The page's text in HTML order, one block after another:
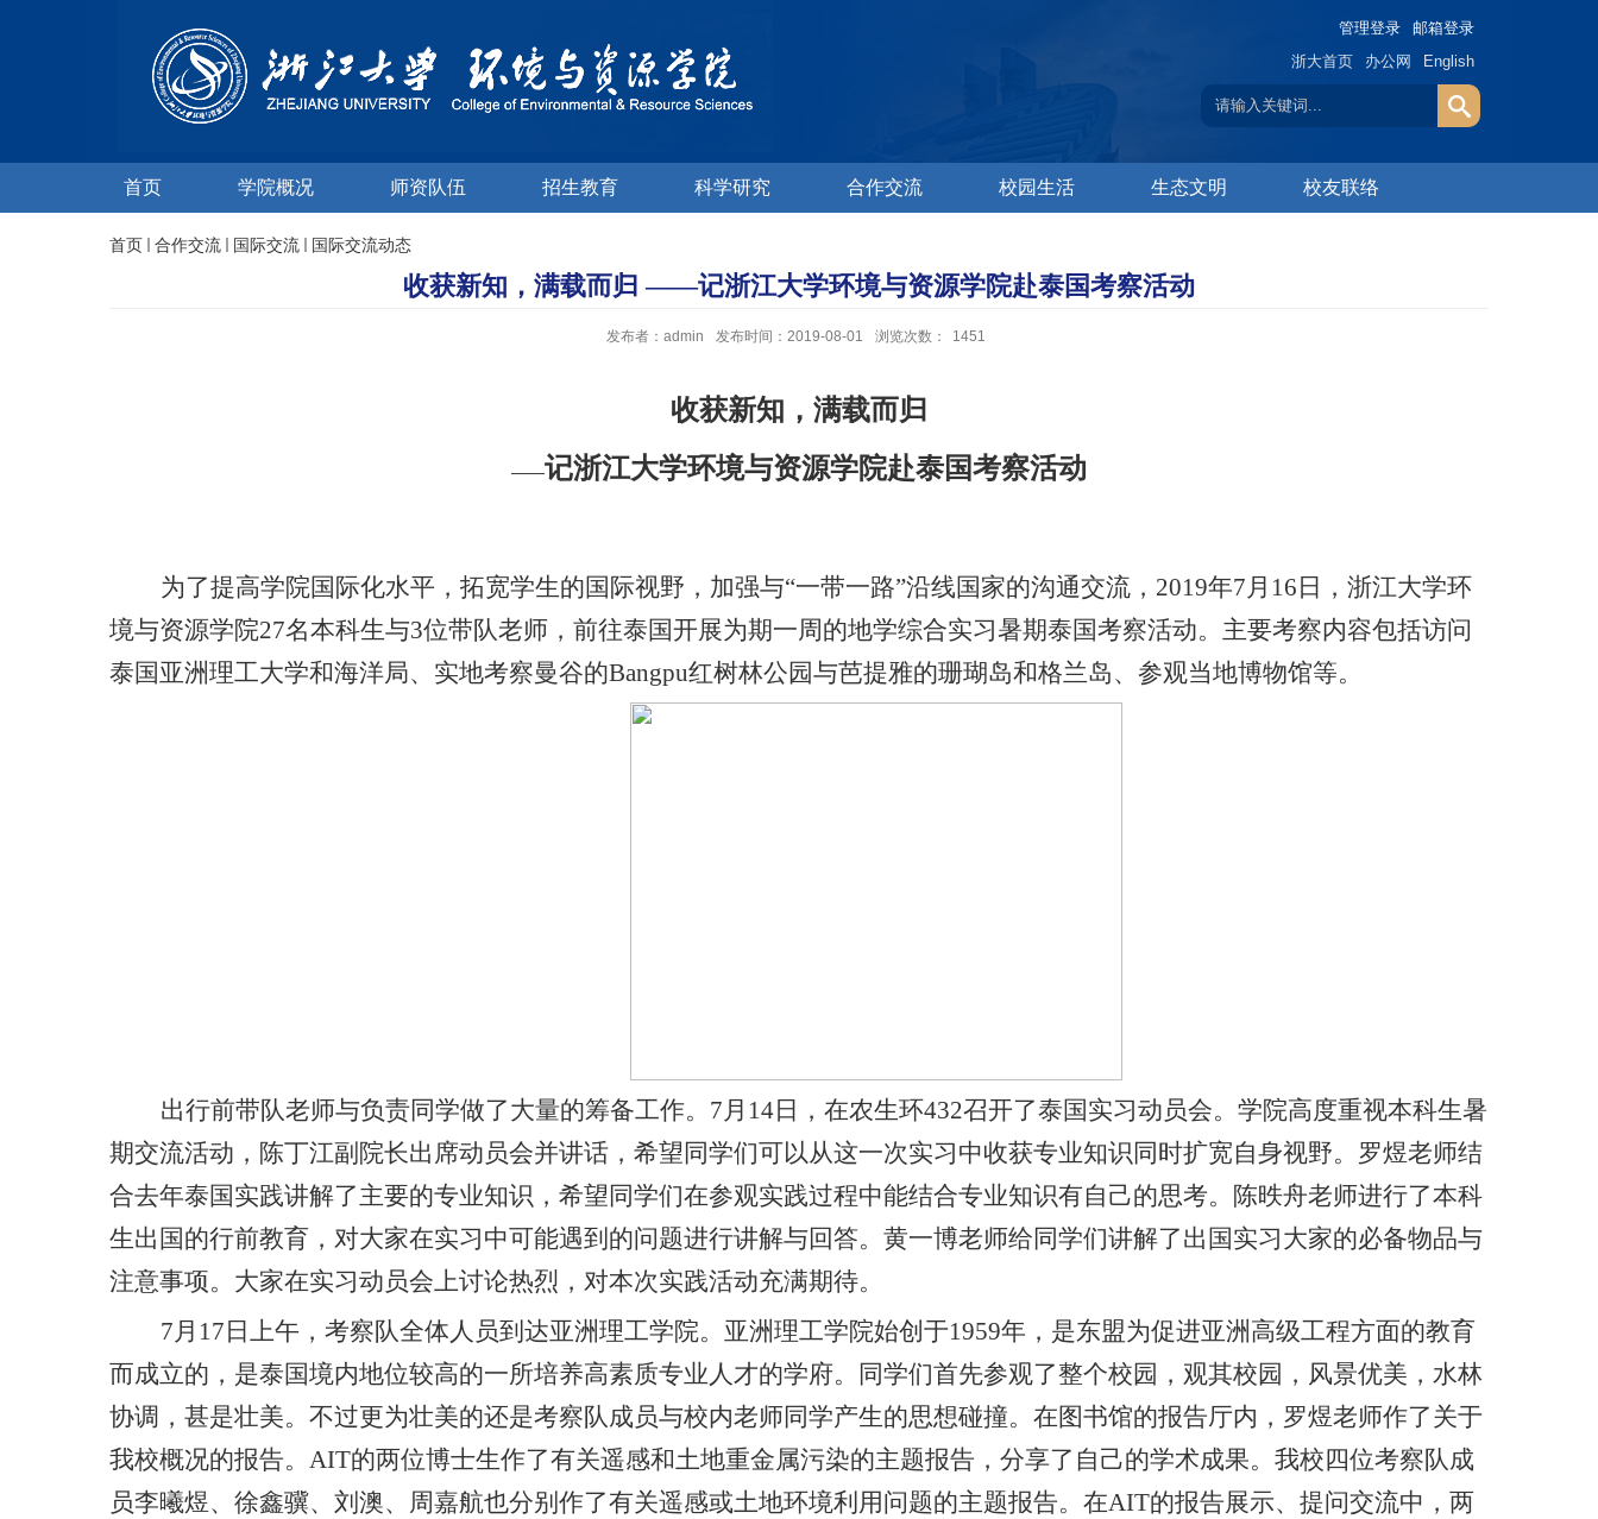
管理登录
邮箱登录
浙大首页
办公网 English
首页 学院概况 师资队伍 招生教育 科学研究 合作交流 校园生活 生态文明 校友联络
首页 合作交流 国际交流 国际交流动态
收获新知，满载而归 ——记浙江大学环境与资源学院赴泰国考察活动
发布者：admin 发布时间：2019-08-01 浏览次数： 1451
收获新知，满载而归
——记浙江大学环境与资源学院赴泰国考察活动
为了提高学院国际化水平，拓宽学生的国际视野，加强与“一带一路”沿线国家的沟通交流， 2019年7月 16 日，浙江大学环
境与资源学院27名本科生与3位带队老师，前往泰国开展为期一周的地学综合实习暑期泰国考察活动。主要考察内容包括访问
泰国亚洲理工大学和海洋局、实地考察曼谷的Bangpu红树林公园与芭提雅的珊瑚岛和格兰岛、参观当地博物馆等。
出行前带队老师与负责同学做了大量的筹备工作。 7 月 14日，在农生环432召开了泰国实习动员会。学院高度重视本科生暑
期交流活动，陈丁江副院长出席动员会并讲话，希望同学们可以从这一次实习中收获专业知识同时扩宽自身视野。罗煜老师结
合去年泰国实践讲解了主要的专业知识，希望同学们在参观实践过程中能结合专业知识有自己的思考。陈昳舟老师进行了本科
生出国的行前教育，对大家在实习中可能遇到的问题进行讲解与回答。黄一博老师给同学们讲解了出国实习大家的必备物品与
注意事项。大家在实习动员会上讨论热烈，对本次实践活动充满期待。
7月 17 日上午，考察队全体人员到达亚洲理工学院。亚洲理工学院始创于1959年，是东盟为促进亚洲高级工程方面的教育
而成立的，是泰国境内地位较高的一所培养高素质专业人才的学府。同学们首先参观了整个校园，观其校园，风景优美，水林
协调，甚是壮美。不过更为壮美的还是考察队成员与校内老师同学产生的思想碰撞。在图书馆的报告厅内，罗煜老师作了关于
我校概况的报告。 AIT的两位博士生作了有关遥感和土地重金属污染的主题报告，分享了自己的学术成果。我校四位考察队成
员李曦煜、徐鑫骥、刘澳、周嘉航也分别作了有关遥感或土地环境利用问题的主题报告。在AIT的报告展示、提问交流中，两